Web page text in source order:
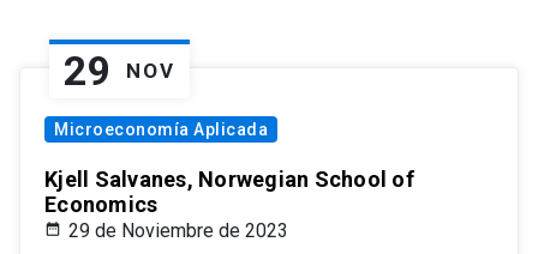
29 NOV
Microeconomía Aplicada
Kjell Salvanes, Norwegian School of
Economics
29 de Noviembre de 2023